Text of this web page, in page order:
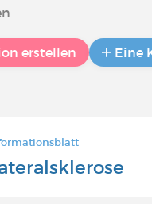
erstellen Eine